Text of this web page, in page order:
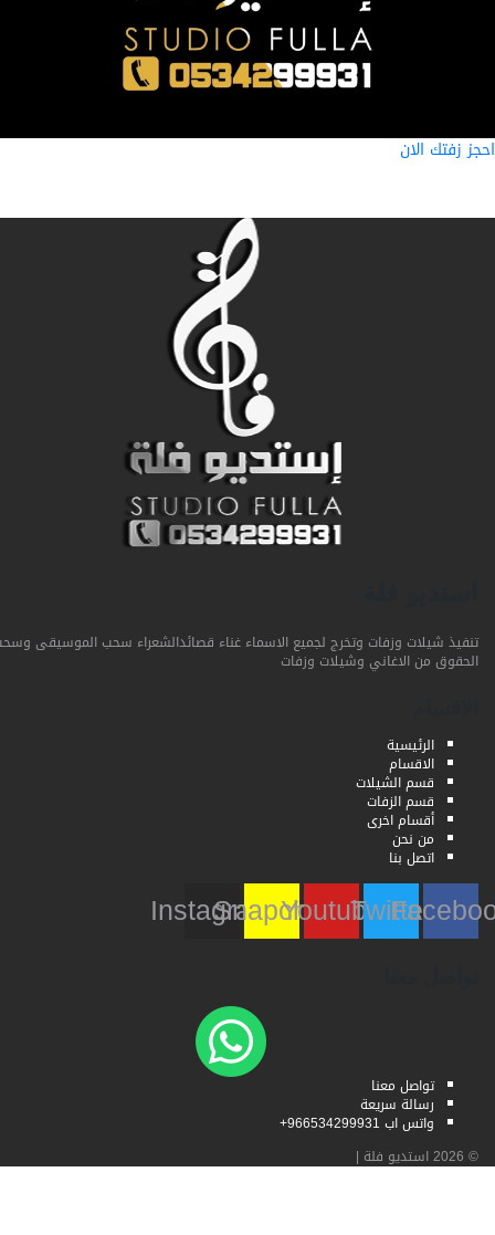
زفتك الان
تنفيذ شيلات وزفات وتخرج لجميع الاسماء غناء قصائدالشعراء سحب الموسيقى وسحب
الحقوق من الاغاني وشيلات وزفات
الرئيسية
الاقسام
قسم الشيلات
قسم الزفات
أقسام اخرى
من نحن
اتصل بنا
Twitter
Youtube
Snapchat
Instagram
تواصل معنا
رسالة سريعة
واتس اب 966534299931+
استديو فلة|